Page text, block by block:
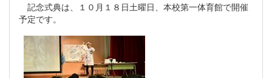
記念式典は、１０月１８日土曜日、本校第一体育館で開催
予定です。